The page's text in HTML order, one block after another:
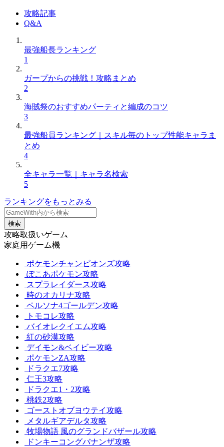
攻略記事
Q&A
最強船長ランキング
1
ガープからの挑戦！攻略まとめ
2
海賊祭のおすすめパーティと編成のコツ
3
最強船員ランキング｜スキル毎のトップ性能キャラま
とめ
4
全キャラ一覧｜キャラ名検索
5
ランキングをもっとみる
検索
攻略取扱いゲーム
家庭用ゲーム機
ポケモンチャンピオンズ攻略
ぽこあポケモン攻略
スプラレイダース攻略
時のオカリナ攻略
ペルソナ4ゴールデン攻略
トモコレ攻略
バイオレクイエム攻略
紅の砂漠攻略
デイモン&ベイビー攻略
ポケモンZA攻略
ドラクエ7攻略
仁王3攻略
ドラクエ1・2攻略
桃鉄2攻略
ゴーストオブヨウテイ攻略
メタルギアデルタ攻略
牧場物語 風のグランドバザール攻略
ドンキーコングバナンザ攻略